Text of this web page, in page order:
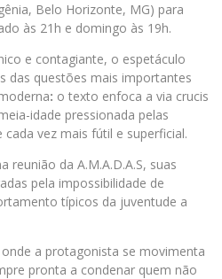
Belo Horizonte, MG) para
às 21h e domingo às 19h.
e contagiante, o espetáculo
das questões mais importantes
: o texto enfoca a via crucis
idade pressionada pelas
vez mais fútil e superficial.
da A.M.A.D.A.S, suas
pela impossibilidade de
típicos da juventude a
a protagonista se movimenta
pronta a condenar quem não